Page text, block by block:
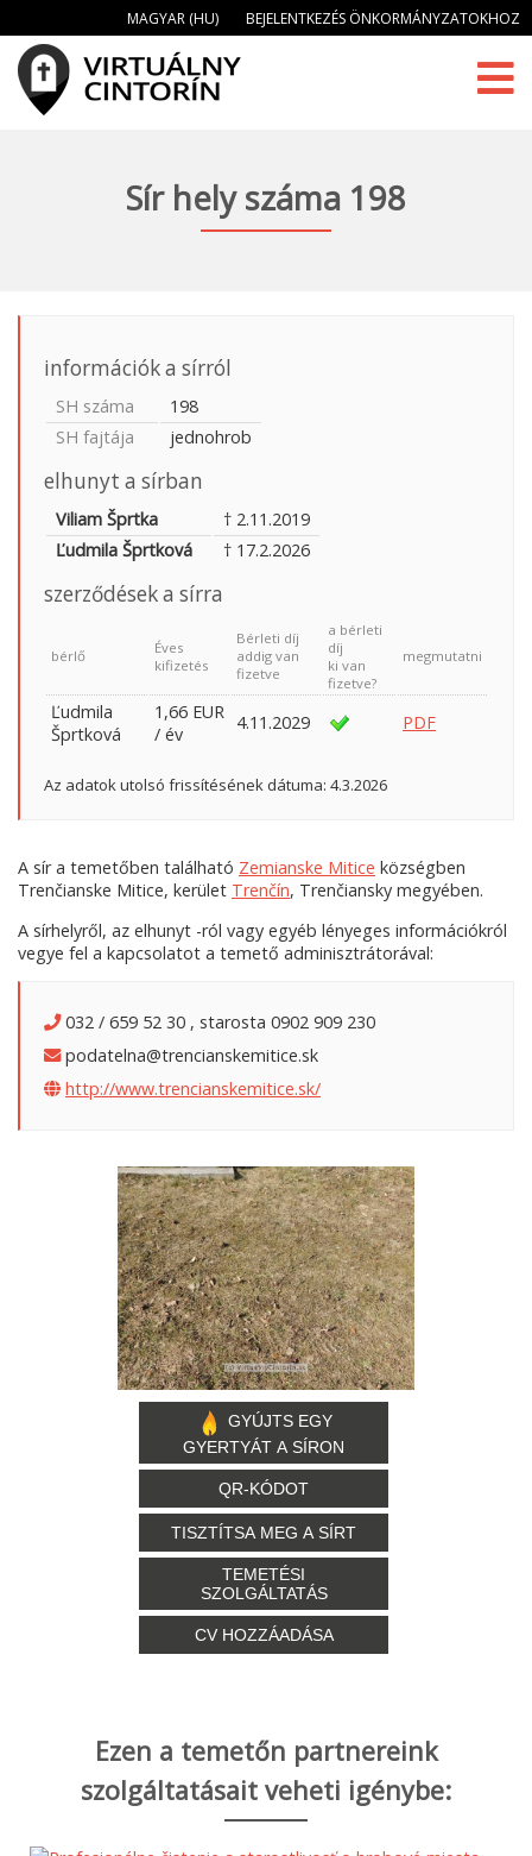
MAGYAR (HU) BEJELENTKEZÉS ÖNKORMÁNYZATOKHOZ
Sír hely száma 198
információk a sírról
SH száma
198
SH fajtája
jednohrob
elhunyt a sírban
Viliam Šprtka
† 2.11.2019
Ľudmila Šprtková
† 17.2.2026
szerződések a sírra
bérlő
Éves
kifizetés
Bérleti díj
addig van
fizetve
a bérleti
díj
ki van
fizetve?
megmutatni
Ľudmila
Šprtková
1,66 EUR
/ év
4.11.2029 PDF
Az adatok utolsó frissítésének dátuma: 4.3.2026
A sír a temetőben található Zemianske Mitice községben
Trenčianske Mitice, kerület Trenčín, Trenčiansky megyében.
A sírhelyről, az elhunyt -ról vagy egyéb lényeges információkról
vegye fel a kapcsolatot a temető adminisztrátorával:
032 / 659 52 30 , starosta 0902 909 230
podatelna@trencianskemitice.sk
http://www.trencianskemitice.sk/
GYÚJTS EGY
GYERTYÁT A SÍRON
QR-KÓDOT
TISZTÍTSA MEG A SÍRT
TEMETÉSI
SZOLGÁLTATÁS
CV HOZZÁADÁSA
Ezen a temetőn partnereink
szolgáltatásait veheti igénybe: